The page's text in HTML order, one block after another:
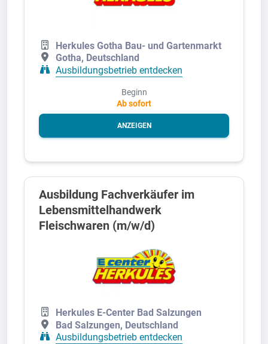
Herkules Gotha Bau- und Gartenmarkt
Gotha, Deutschland
Ausbildungsbetrieb entdecken
Beginn
Ab sofort
ANZEIGEN
Ausbildung Fachverkäufer im
Lebensmittelhandwerk
Fleischwaren (m/w/d)
Herkules E-Center Bad Salzungen
Bad Salzungen, Deutschland
Ausbildungsbetrieb entdecken